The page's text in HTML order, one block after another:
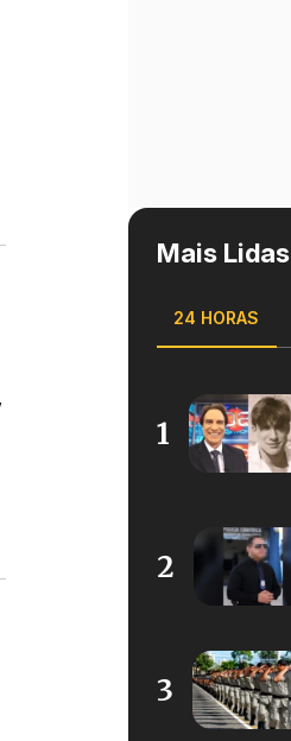
Mais Lidas
24 HORAS
1
2
3